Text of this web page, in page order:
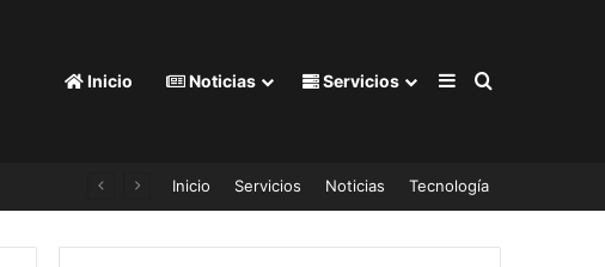
Inicio Noticias Servicios Barra lateral
Buscar por
Inicio Servicios Noticias Tecnología